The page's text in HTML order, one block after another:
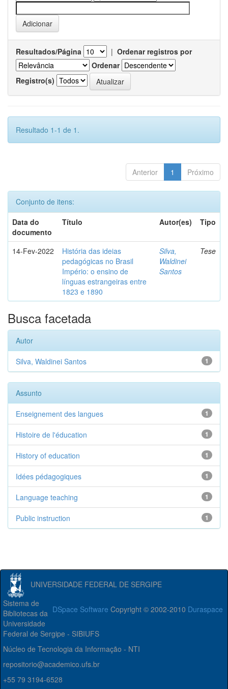
Resultados/Página | Ordenar registros por
Ordenar
Registro(s)
Resultado 1-1 de 1.
Anterior 1 Próximo
Conjunto de itens:
Data do
documento
Título Autor(es) Tipo
14-Fev-2022
História das ideias
pedagógicas no Brasil
Império: o ensino de
línguas estrangeiras entre
1823 e 1890
Silva,
Waldinei
Santos
Tese
Busca facetada
Autor
1
Silva, Waldinei Santos
Assunto
1
Enseignement des langues
1
Histoire de l'éducation
1
History of education
1
Idées pédagogiques
1
Language teaching
1
Public instruction
UNIVERSIDADE FEDERAL DE SERGIPE
DSpace Software Copyright © 2002-2010 Duraspace
Sistema de
Bibliotecas da
Universidade
Federal de Sergipe - SIBIUFS
Núcleo de Tecnologia da Informação - NTI
repositorio@academico.ufs.br
+55 79 3194-6528